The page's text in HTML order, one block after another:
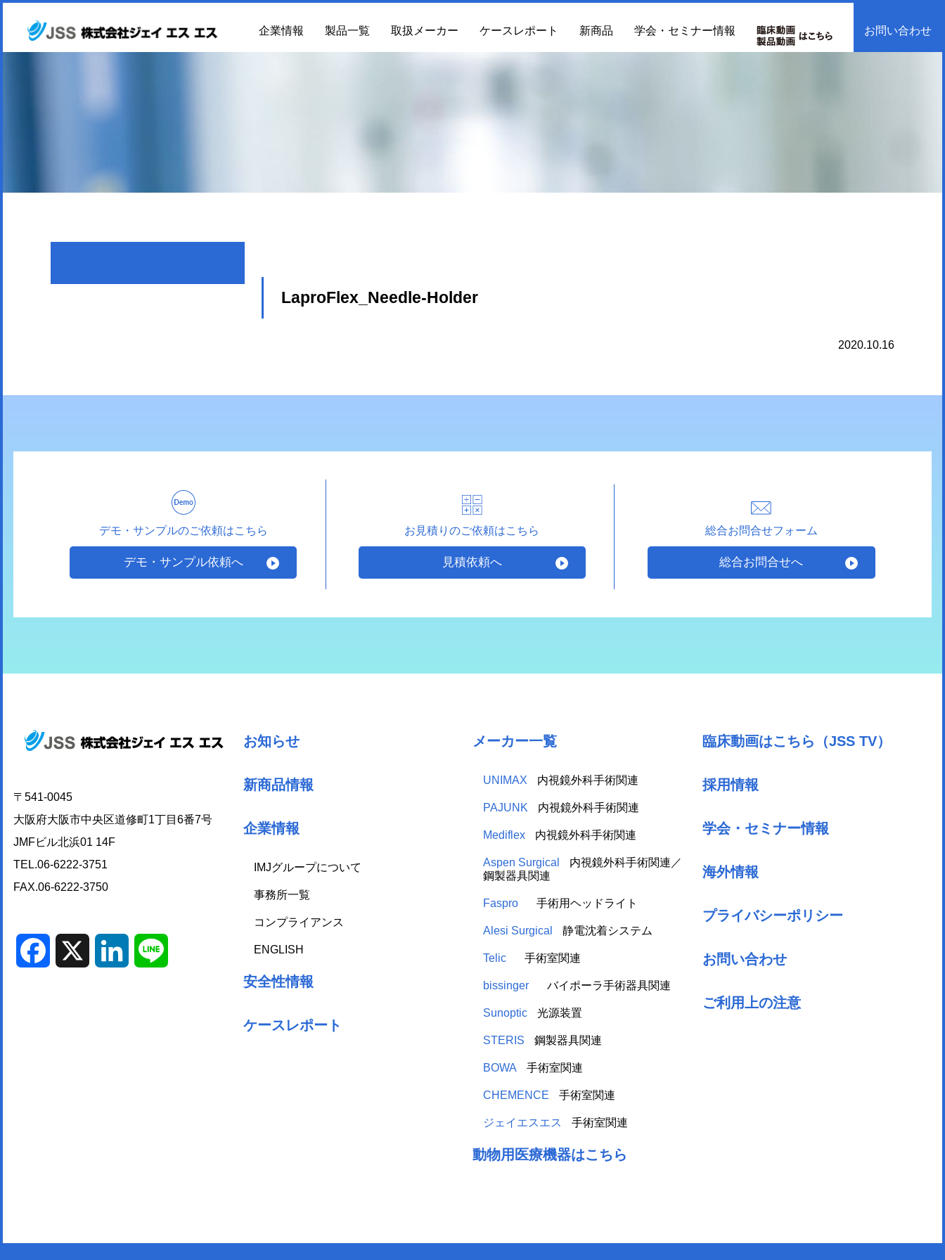
企業情報 製品一覧 取扱メーカー ケースレポート 新商品 学会・セミナー情報 お問い合わせ
LaproFlex_Needle-Holder
2020.10.16
デモ・サンプルのご依頼はこちら
デモ・サンプル依頼へ
お見積りのご依頼はこちら
見積依頼へ
総合お問合せフォーム
総合お問合せへ
〒541-0045
大阪府大阪市中央区道修町1丁目6番7号
JMFビル北浜01 14F
TEL.06-6222-3751
FAX.06-6222-3750
Facebook LinkedIn
お知らせ
新商品情報
企業情報
IMJグループについて
事務所一覧
コンプライアンス
ENGLISH
安全性情報
ケースレポート
メーカー一覧
UNIMAX 内視鏡外科手術関連
PAJUNK 内視鏡外科手術関連
Mediflex 内視鏡外科手術関連
Aspen Surgical
内視鏡外科手術関連／
鋼製器具関連
Faspro 手術用ヘッドライト
Alesi Surgical 静電沈着システム
Telic 手術室関連
bissinger バイポーラ手術器具関連
Sunoptic 光源装置
STERIS 鋼製器具関連
BOWA 手術室関連
CHEMENCE 手術室関連
ジェイエスエス 手術室関連
動物用医療機器はこちら
臨床動画はこちら（JSS TV）
採用情報
学会・セミナー情報
海外情報
プライバシーポリシー
お問い合わせ
ご利用上の注意